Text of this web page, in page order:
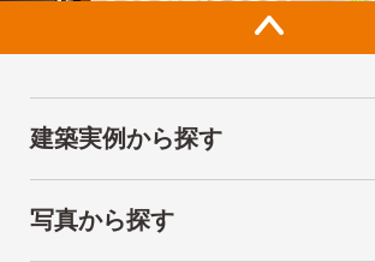
建築実例から探す
写真から探す